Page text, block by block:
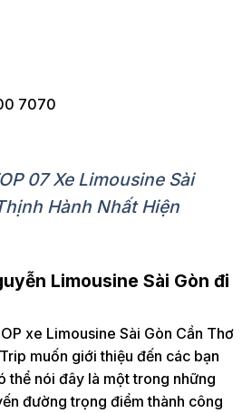
7070
07 Xe Limousine Sài
Hành Nhất Hiện
Limousine Sài Gòn đi
xe Limousine Sài Gòn Cần Thơ
muốn giới thiệu đến các bạn
thể nói đây là một trong những
đường trọng điểm thành công